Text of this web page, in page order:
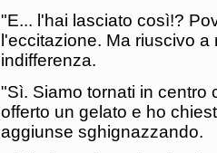
"E... l'hai lasciato così!?
l'eccitazione. Ma riuscivo
indifferenza.
"Sì. Siamo tornati in centro
offerto un gelato e ho
aggiunse sghignazzando.